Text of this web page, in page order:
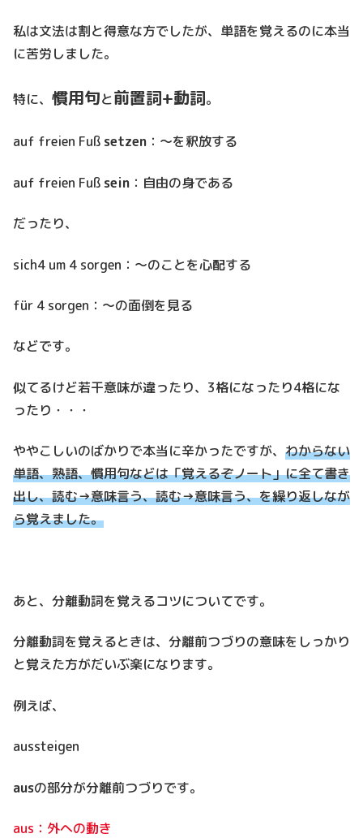
私は文法は割と得意な方でしたが、単語を覚えるのに本当
に苦労しました。
特に、 慣用句と前置詞+動詞。
auf freien Fuß setzen ：～を釈放する
auf freien Fuß sein ：自由の身である
だったり、
sich4 um 4 sorgen：～のことを心配する
für 4 sorgen：～の面倒を見る
などです。
似てるけど若干意味が違ったり、3格になったり4格にな
ったり・・・
ややこしいのばかりで本当に辛かったですが、 わからない
単語、熟語、慣用句などは「覚えるぞノート」に全て書き
出し、読む→意味言う、読む→意味言う、を繰り返しなが
ら覚えました。
あと、分離動詞を覚えるコツについてです。
分離動詞を覚えるときは、分離前つづりの意味をしっかり
と覚えた方がだいぶ楽になります。
例えば、
aussteigen
ausの部分が分離前つづりです。
aus：外への動き